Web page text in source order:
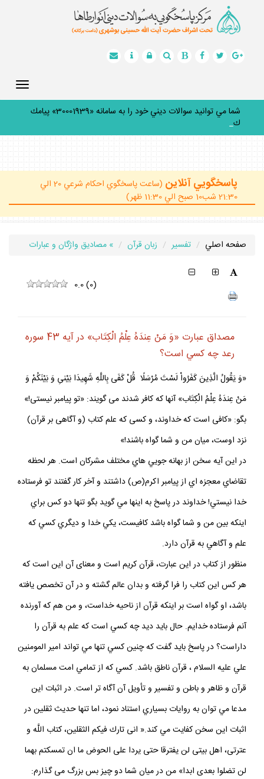
شما مي توانيد سوالات ديني خود را به سامانه «30001939» پيامك
كنيد.
پاسخگويي آنلاين
(ساعت پاسخگوي احكام شرعي 20 الي
21:30 شب10 صبح الي 11:30 ظهر)
صفحه اصلي تفسير زبان قرآن » مصاديق واژگان و عبارات
0.0(0)
مصداق عبارت «وَ مَنْ عِندَهُ عِلْمُ الْكِتَاب» در آيه 43 سوره
رعد چه كسي است؟
«وَ يَقُولُ الَّذِينَ كَفَرُواْ لَسْتَ مُرْسَلًا قُلْ كَفَى‏ بِاللَّهِ شَهِيدَا بَيْنىِ وَ بَيْنَكُمْ وَ
مَنْ عِندَهُ عِلْمُ الْكِتَاب» آنها كه كافر شدند مى‏ گويند: «تو پيامبر نيستى!»
بگو: «كافى است كه خداوند، و كسى كه علم كتاب (و آگاهى بر قرآن)
نزد اوست، ميان من و شما گواه باشند!»
در اين آيه سخن از بهانه جويي هاي مختلف مشركان است. هر لحظه
تقاضاي معجزه اي از پيامبر اكرم(ص) داشتند و آخر كار گفتند تو فرستاده
خدا نيستي! خداوند در پاسخ به اينها مي گويد بگو تنها دو كس براي
اينكه بين من و شما گواه باشد كافيست، يكي خدا و ديگري كسي كه
علم و آگاهي به قرآن دارد.
منظور از كتاب در اين عبارت، قرآن كريم است و معناى آن اين است كه
هر كس اين كتاب را فرا گرفته و بدان عالم گشته و در آن تخصص يافته
باشد، او گواه است بر اينكه قرآن از ناحيه خداست، و من هم كه آورنده
آنم فرستاده خدايم. حال بايد ديد چه كسي است كه علم به قرآن را
داراست؟ در پاسخ بايد گفت كه چنين كسي تنها مي تواند امير المومنين
علي عليه السلام ، قرآن ناطق باشد. كسي كه از تمامي امت مسلمان به
قرآن و ظاهر و باطن و تفسير و تأويل آن آگاه تر است. در اثبات اين
مدعا مي توان به روايات بسياري استناد نمود، اما تنها حديث ثقلين در
اثبات اين سخن كفايت مي كند.« انى تارك فيكم الثقلين، كتاب اللَّه و
عترتى، اهل بيتى لن يفترقا حتى يردا على الحوض ما ان تمسكتم بهما
لن تضلوا بعدى ابدا» من در ميان شما دو چيز بس بزرگ مى‏ گذارم: